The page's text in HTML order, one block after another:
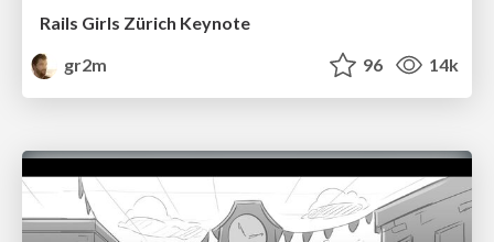
Rails Girls Zürich Keynote
gr2m
96 14k